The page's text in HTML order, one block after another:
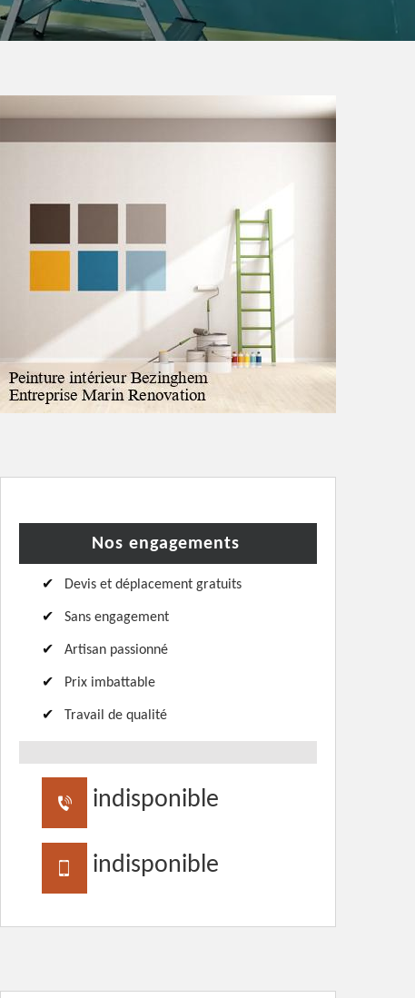
Nos engagements
Devis et déplacement gratuits
Sans engagement
Artisan passionné
Prix imbattable
Travail de qualité
indisponible
indisponible